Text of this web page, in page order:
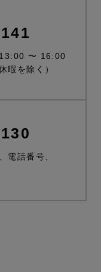
〜 16:00
暇を除く）
電話番号、